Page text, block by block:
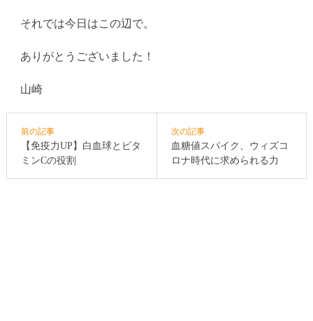
それでは今日はこの辺で。
ありがとうございました！
山崎
前の記事
【免疫力UP】白血球とビタ
ミンCの役割
次の記事
血糖値スパイク、ウィズコ
ロナ時代に求められる力